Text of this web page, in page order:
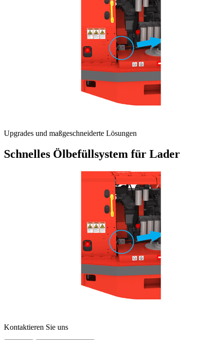
Upgrades und maßgeschneiderte Lösungen
Schnelles Ölbefüllsystem für Lader
Kontaktieren Sie uns